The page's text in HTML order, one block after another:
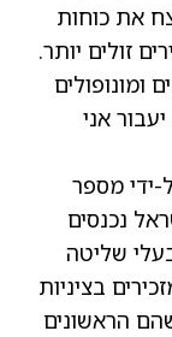
לנצח את כוחות
זולים יותר.
ומונופולים
אני
ידי מספר
נכנסים
שליטה
בציניות
הראשונים